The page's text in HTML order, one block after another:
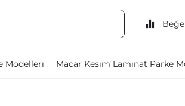
Modelleri Macar Kesim Laminat Parke